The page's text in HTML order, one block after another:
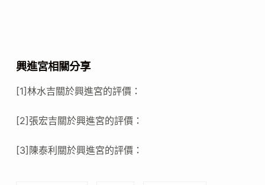
興進宮相關分享
[1]林水吉關於興進宮的評價：
[2]張宏吉關於興進宮的評價：
[3]陳泰利關於興進宮的評價：